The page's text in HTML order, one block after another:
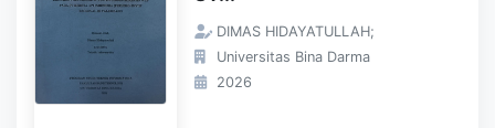
DIMAS HIDAYATULLAH;
Universitas Bina Darma
2026